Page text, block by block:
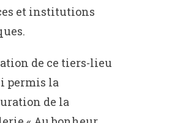
et institutions
de ce tiers-lieu
permis la
de la